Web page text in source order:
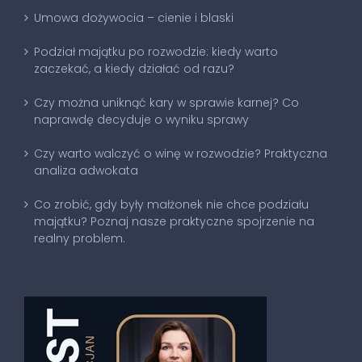
Umowa dożywocia – cienie i blaski
Podział majątku po rozwodzie: kiedy warto
zaczekać, a kiedy działać od razu?
Czy można uniknąć kary w sprawie karnej? Co
naprawdę decyduje o wyniku sprawy
Czy warto walczyć o winę w rozwodzie? Praktyczna
analiza adwokata
Co zrobić, gdy były małżonek nie chce podziału
majątku? Poznaj nasze praktyczne spojrzenie na
realny problem.